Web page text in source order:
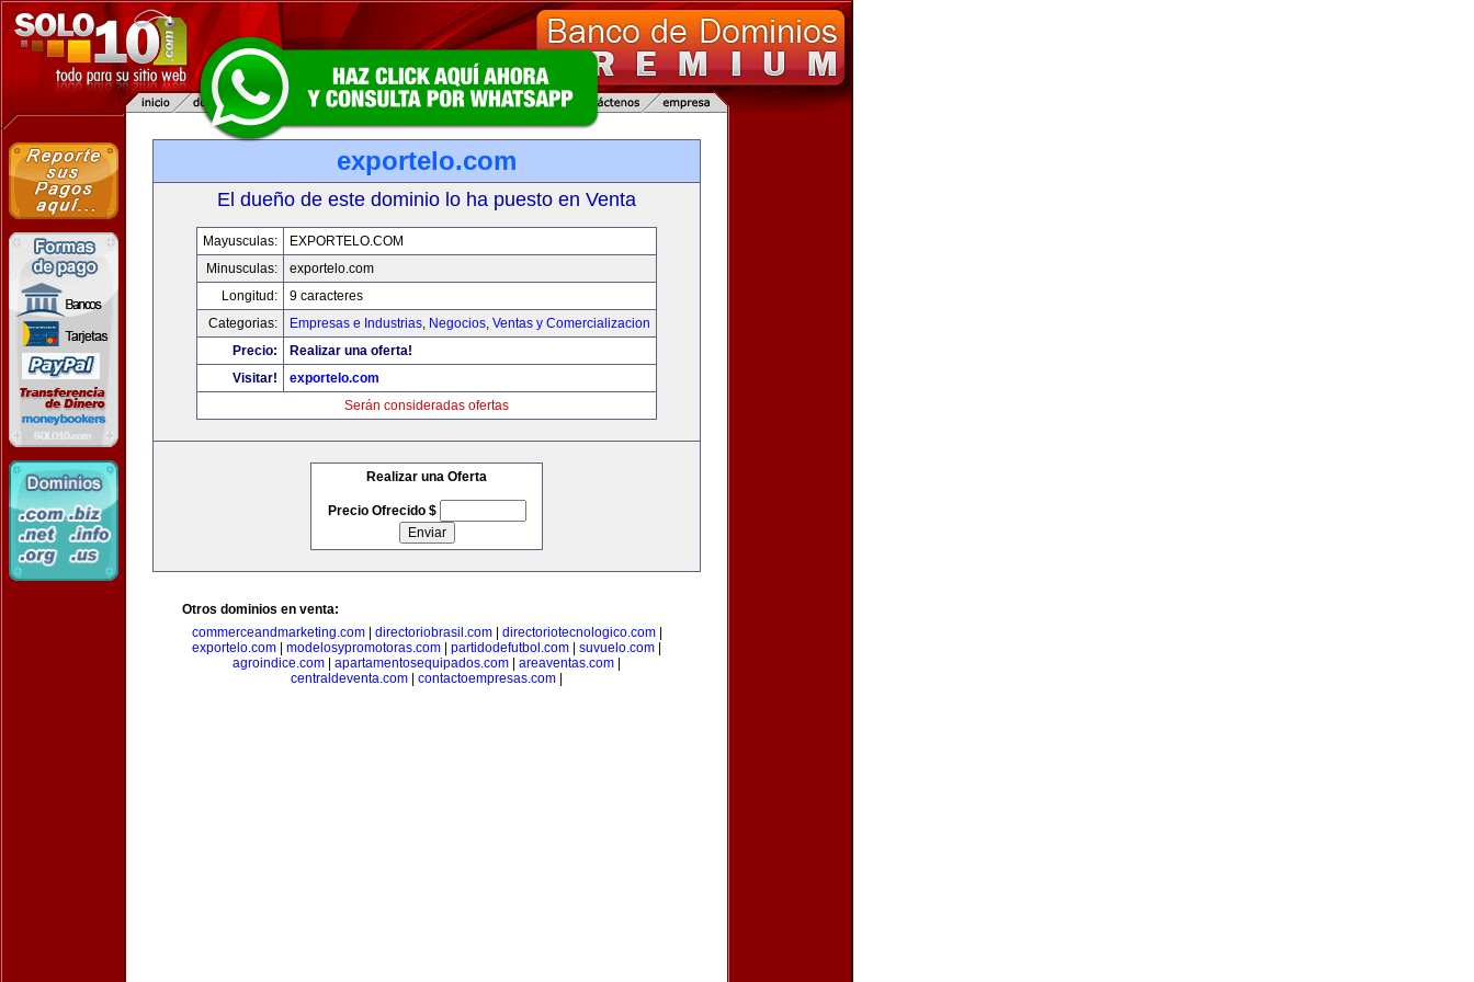
exportelo.com
El dueño de este dominio lo ha puesto en Venta
Mayusculas:
EXPORTELO.COM
Minusculas:
exportelo.com
Longitud:
9 caracteres
Categorias:
Empresas e Industrias, Negocios, Ventas y Comercializacion
Precio:
Realizar una oferta!
Visitar!
exportelo.com
Serán consideradas ofertas
Realizar una Oferta
Precio Ofrecido $
Otros dominios en venta:
commerceandmarketing.com| directoriobrasil.com| directoriotecnologico.com|
exportelo.com
modelosypromotoras.com partidodefutbol.com suvuelo.com
agroindice.com
apartamentosequipados.com areaventas.com
centraldeventa.com
contactoempresas.com